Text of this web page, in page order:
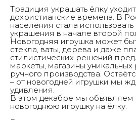
Традиция украшать ёлку
дохристианские времена. В
населения стала
украшения в начале второй
Новогодняя игрушка может
стекла, ваты, дерева и даже
стилистических решений
маркеты, магазины
ручного производства.
– от новогодней игрушки мы
удивления.
В этом декабре мы объявляем
новогоднюю игрушку на ёлку.
Солнцево